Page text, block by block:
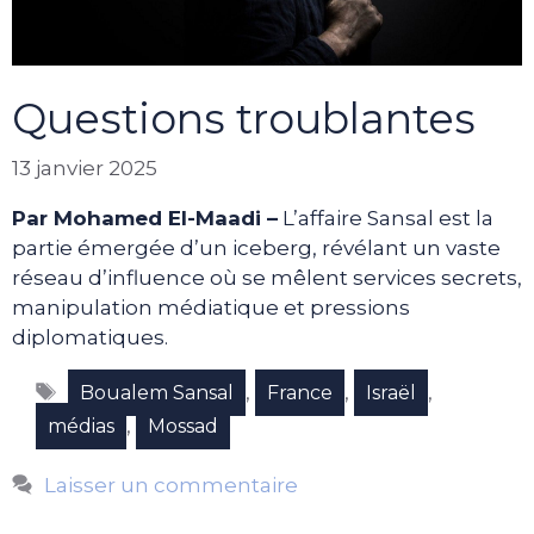
Questions troublantes
13 janvier 2025
Par Mohamed El-Maadi – L’affaire Sansal est la
partie émergée d’un iceberg, révélant un vaste
réseau d’influence où se mêlent services secrets,
manipulation médiatique et pressions
diplomatiques.
Étiquettes
Boualem Sansal , France , Israël ,
médias , Mossad
Laisser un commentaire